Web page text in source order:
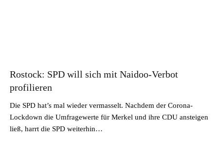
Rostock: SPD will sich mit Naidoo-Verbot
profilieren
Die SPD hat’s mal wieder vermasselt. Nachdem der Corona-
Lockdown die Umfragewerte für Merkel und ihre CDU ansteigen
ließ, harrt die SPD weiterhin…